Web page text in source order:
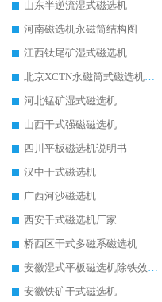
山东半逆流湿式磁选机
河南磁选机永磁筒结构图
江西钛尾矿湿式磁选机
北京XCTN永磁筒式磁选机磁块位置
河北锰矿湿式磁选机
山西干式强磁磁选机
四川平板磁选机说明书
汉中干式磁选机
广西河沙磁选机
西安干式磁选机厂家
桥西区干式多磁系磁选机
安徽湿式平板磁选机除铁效果怎么样
安徽铁矿干式磁选机